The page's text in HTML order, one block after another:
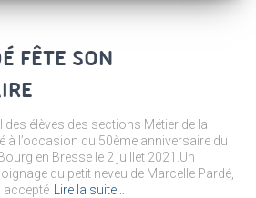
FÊTE SON
élèves des sections Métier de la
à l’occasion du 50ème anniversaire du
en Bresse le 2 juillet 2021.Un
du petit neveu de Marcelle Pardé,
accepté
Lire la suite…